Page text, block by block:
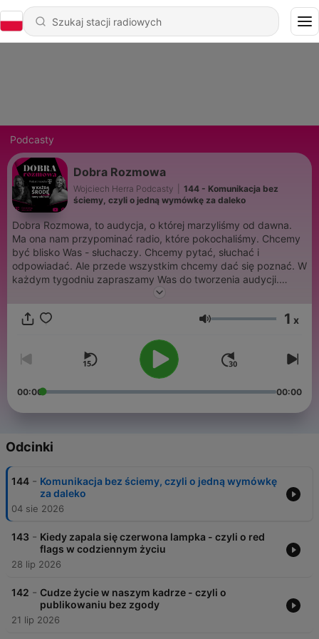
Podcasty
Dobra Rozmowa
Wojciech Herra Podcasty
144 - Komunikacja bez
ściemy, czyli o jedną wymówkę za daleko
Dobra Rozmowa, to audycja, o której marzyliśmy od dawna.
Ma ona nam przypominać radio, które pokochaliśmy. Chcemy
być blisko Was - słuchaczy. Chcemy pytać, słuchać i
odpowiadać. Ale przede wszystkim chcemy dać się poznać. W
każdym tygodniu zapraszamy Was do tworzenia audycji.
Wysyłajcie nas wiadomości głosowe, komentarze,
przy Was i dla Was. Tak powstaje dobra rozmowa.
Głośność 1 x
00:00 00:00
Odcinki
144 - Komunikacja bez ściemy, czyli o jedną wymówkę
za daleko
04 sie 2026
143 - Kiedy zapala się czerwona lampka - czyli o red
flags w codziennym życiu
28 lip 2026
142 - Cudze życie w naszym kadrze - czyli o
publikowaniu bez zgody
21 lip 2026